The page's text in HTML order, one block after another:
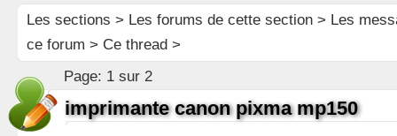
Les sections > Les forums de cette section> Les
ce forum > Ce thread >
Page: 1 sur 2
imprimante canon pixma mp150